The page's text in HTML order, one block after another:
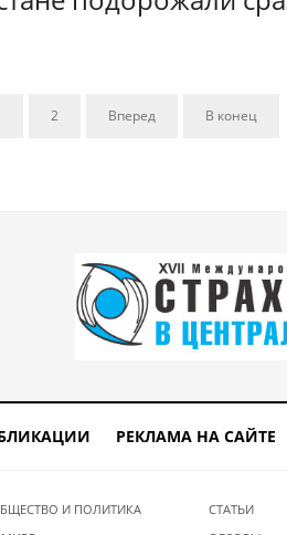
2 Вперед В конец
РЕКЛАМА НА САЙТЕ
И ПОЛИТИКА
СТАТЬИ